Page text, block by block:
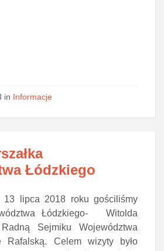
in Informacje
Łódzkiego
2018 roku gościliśmy
Łódzkiego- Witolda
Sejmiku Województwa
Rafalską. Celem wizyty było